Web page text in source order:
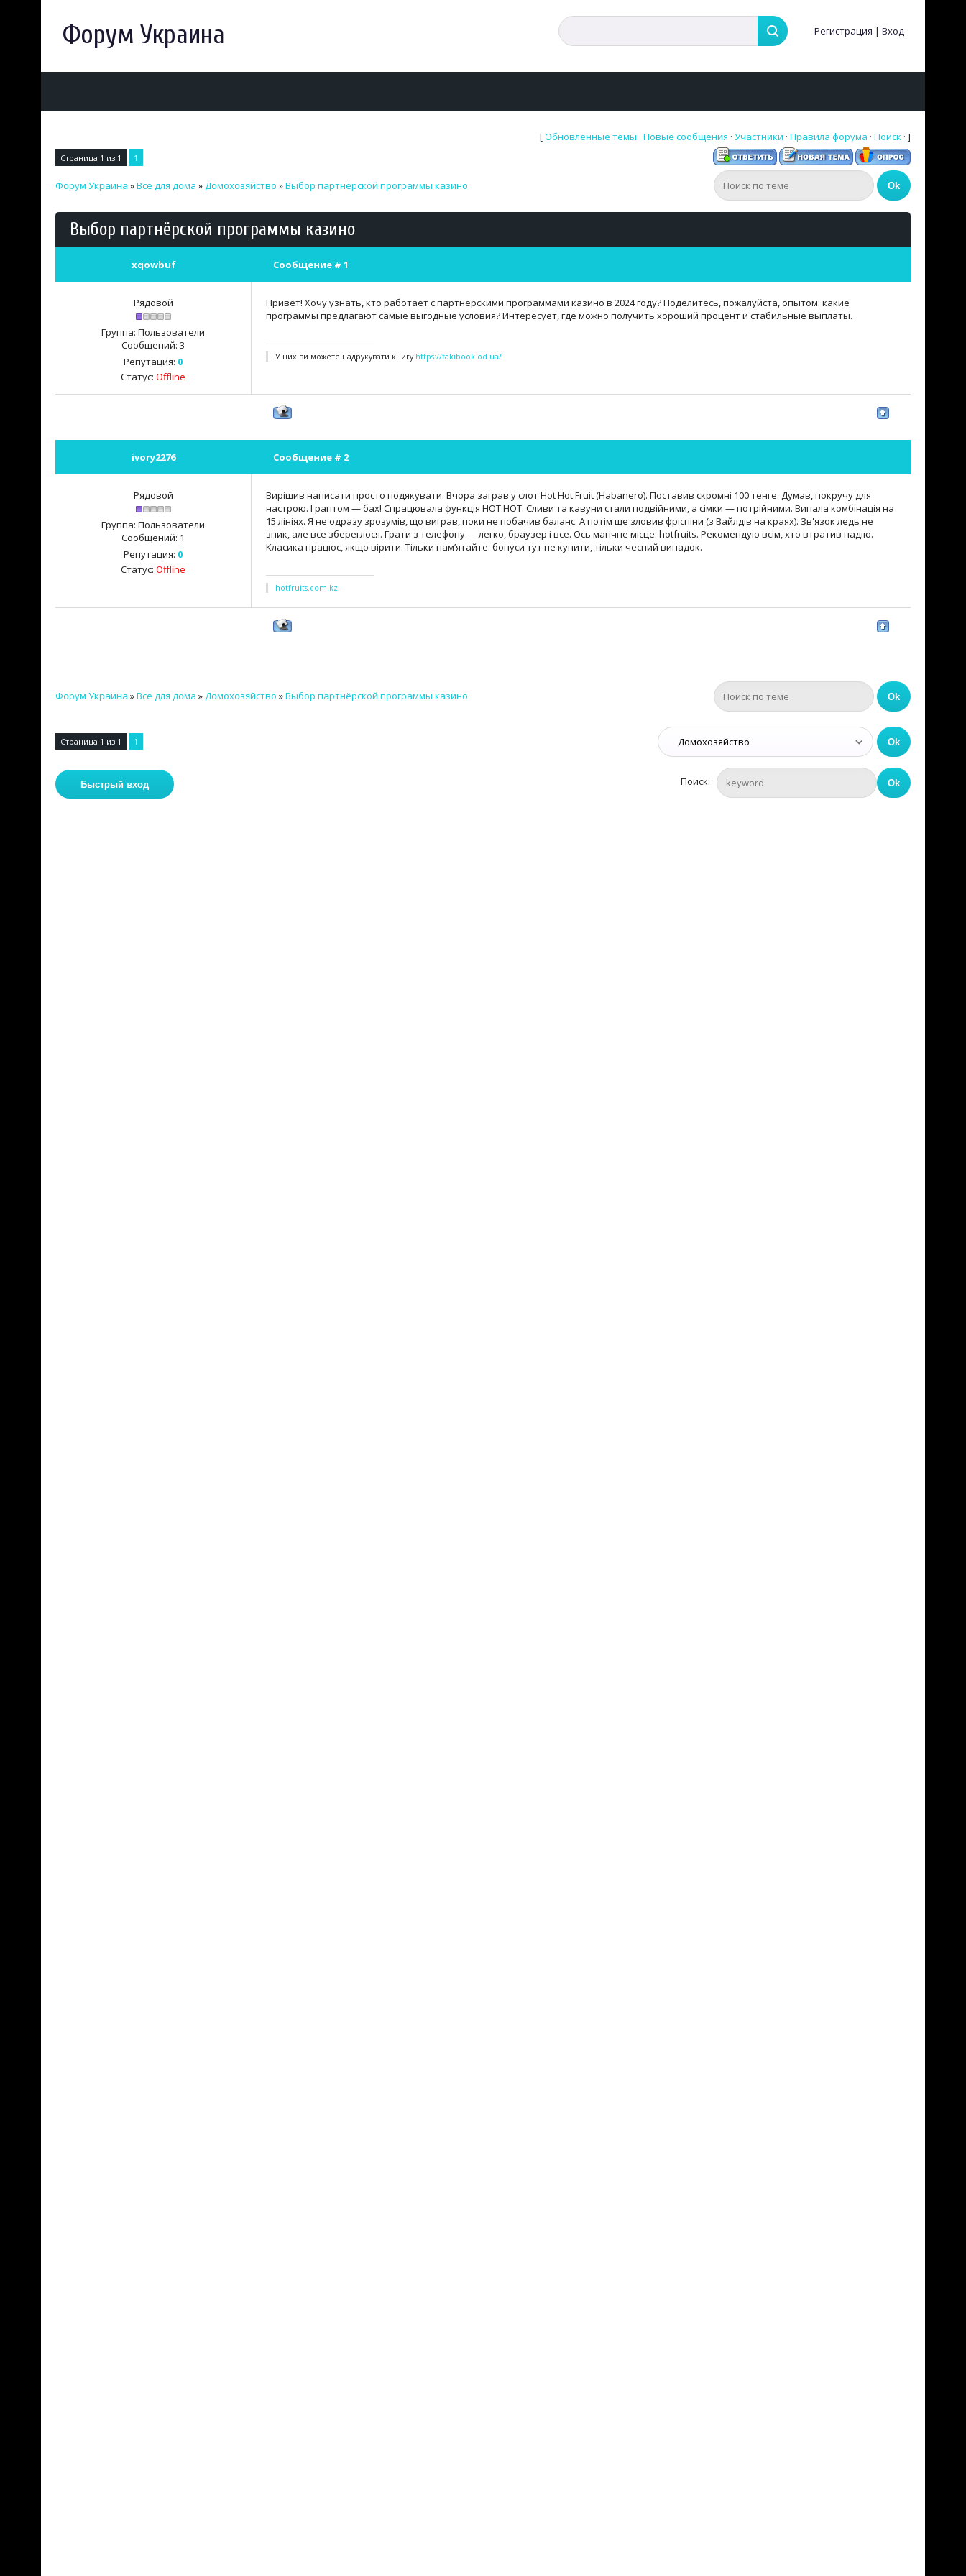
Форум Украина Регистрация | Вход
[Обновленные темы · Новые сообщения · Участники · Правила форума · Поиск · ]
Страница 1 из 1 1
Форум Украина »Все для дома »Домохозяйство »Выбор партнёрской программы казино
Выбор партнёрской программы казино
xqowbuf Сообщение # 1
Рядовой
Группа: Пользователи
Сообщений: 3
Репутация: 0
Статус: Offline
Привет! Хочу узнать, кто работает с партнёрскими программами казино в 2024 году? Поделитесь, пожалуйста, опытом: какие
программы предлагают самые выгодные условия? Интересует, где можно получить хороший процент и стабильные выплаты.
У них ви можете надрукувати книгу https://takibook.od.ua/
ivory2276 Сообщение # 2
Рядовой
Группа: Пользователи
Сообщений: 1
Репутация: 0
Статус: Offline
Вирішив написати просто подякувати. Вчора заграв у слот Hot Hot Fruit (Habanero). Поставив скромні 100 тенге. Думав, покручу для
настрою. І раптом — бах! Спрацювала функція HOT HOT. Сливи та кавуни стали подвійними, а сімки — потрійними. Випала комбінація на
15 лініях. Я не одразу зрозумів, що виграв, поки не побачив баланс. А потім ще зловив фріспіни (з Вайлдів на краях). Зв'язок ледь не
зник, але все збереглося. Грати з телефону — легко, браузер і все. Ось магічне місце: hotfruits. Рекомендую всім, хто втратив надію.
Класика працює, якщо вірити. Тільки пам’ятайте: бонуси тут не купити, тільки чесний випадок.
hotfruits.com.kz
Форум Украина »Все для дома »Домохозяйство »Выбор партнёрской программы казино
Страница 1 из 1 1
Поиск: